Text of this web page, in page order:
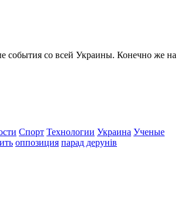
события со всей Украины. Конечно же на
Спорт Технологии Украина Ученые
оппозиция парад дерунів